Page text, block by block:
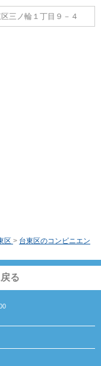
三ノ輪１丁目９－４
区 > 台東区のコンビニエン
る